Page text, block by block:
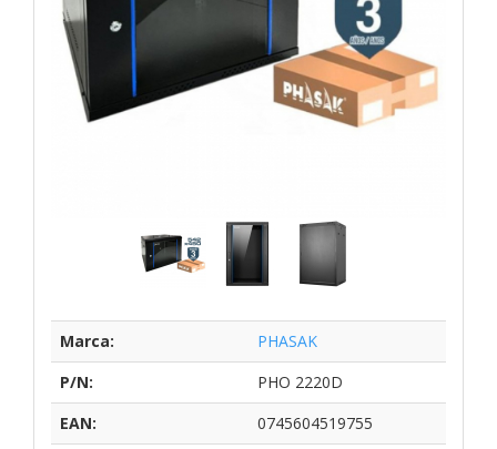
Marca:
PHASAK
P/N:
PHO 2220D
EAN:
0745604519755